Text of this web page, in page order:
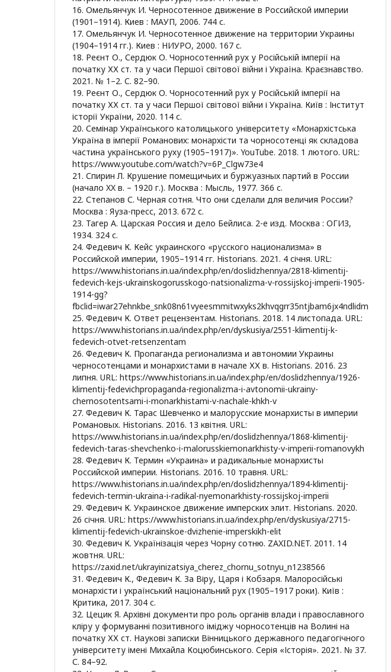
16. Омельянчук И. Черносотенное движение в Российской империи
(1901–1914). Киев : МАУП, 2006. 744 с.
17. Омельянчук И. Черносотенное движение на территории Украины
(1904–1914 гг.). Киев : НИУРО, 2000. 167 с.
18. Реєнт О., Сердюк О. Чорносотенний рух у Російській імперії на
початку ХХ ст. та у часи Першої світової війни і Україна. Краєзнавство.
2021. № 1–2. С. 82–90.
19. Реєнт О., Сердюк О. Чорносотенний рух у Російській імперії на
початку ХХ ст. та у часи Першої світової війни і Україна. Київ : Інститут
історії України, 2020. 114 с.
20. Семінар Українського католицького університету «Монархістська
Україна в імперії Романових: монархісти та чорносотенці як складова
частина українського руху (1905–1917)». YouTube. 2018. 1 лютого. URL:
https://www.youtube.com/watch?v=6P_Clgw73e4
21. Спирин Л. Крушение помещичьих и буржуазных партий в России
(начало XX в. – 1920 г.). Москва : Мысль, 1977. 366 с.
22. Степанов С. Черная сотня. Что они сделали для величия России?
Москва : Яуза-пресс, 2013. 672 с.
23. Тагер А. Царская Россия и дело Бейлиса. 2-е изд. Москва : ОГИЗ,
1934. 324 с.
24. Федевич К. Кейс украинского «русского национализма» в
Российской империи, 1905–1914 гг. Historians. 2021. 4 січня. URL:
https://www.historians.in.ua/index.php/en/doslidzhennya/2818-klimentij-
fedevich-kejs-ukrainskogorusskogo-natsionalizma-v-rossijskoj-imperii-1905-
1914-gg?
fbclid=iwar27ehnkbe_snk08n61vyeesmmitwxyks2khvqgrr35ntjbam6jx4ndlidm
25. Федевич К. Ответ рецензентам. Historians. 2018. 14 листопада. URL:
https://www.historians.in.ua/index.php/en/dyskusiya/2551-klimentij-k-
fedevich-otvet-retsenzentam
26. Федевич К. Пропаганда регионализма и автономии Украины
черносотенцами и монархистами в начале ХХ в. Historians. 2016. 23
липня. URL: https://www.historians.in.ua/index.php/en/doslidzhennya/1926-
klimentij-fedevichpropaganda-regionalizma-i-avtonomii-ukrainy-
chernosotentsami-i-monarkhistami-v-nachale-khkh-v
27. Федевич К. Тарас Шевченко и малорусские монархисты в империи
Романовых. Historians. 2016. 13 квітня. URL:
https://www.historians.in.ua/index.php/en/doslidzhennya/1868-klimentij-
fedevich-taras-shevchenko-i-malorusskiemonarkhisty-v-imperii-romanovykh
28. Федевич К. Термин «Украина» и радикальные монархисты
Российской империи. Historians. 2016. 10 травня. URL:
https://www.historians.in.ua/index.php/en/doslidzhennya/1894-klimentij-
fedevich-termin-ukraina-i-radikal-nyemonarkhisty-rossijskoj-imperii
29. Федевич К. Украинское движение имперских элит. Historians. 2020.
26 січня. URL: https://www.historians.in.ua/index.php/en/dyskusiya/2715-
klimentij-fedevich-ukrainskoe-dvizhenie-imperskikh-elit
30. Федевич К. Українізація через Чорну сотню. ZAXID.NET. 2011. 14
жовтня. URL:
https://zaxid.net/ukrayinizatsiya_cherez_chornu_sotnyu_n1238566
31. Федевич К., Федевич К. За Віру, Царя і Кобзаря. Малоросійські
монархісти і український національний рух (1905–1917 роки). Київ :
Критика, 2017. 304 с.
32. Цецик Я. Архівні документи про роль органів влади і православного
кліру у формуванні позитивного іміджу чорносотенців на Волині на
початку ХХ ст. Наукові записки Вінницького державного педагогічного
університету імені Михайла Коцюбинського. Серія «Історія». 2021. № 37.
С. 84–92.